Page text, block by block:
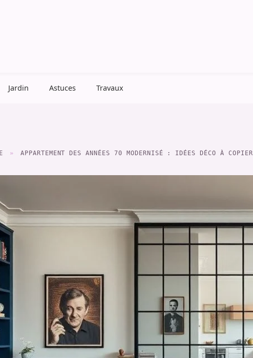
Jardin Astuces Travaux
» APPARTEMENT DES ANNÉES 70 MODERNISÉ : IDÉES DÉCO À COPIER